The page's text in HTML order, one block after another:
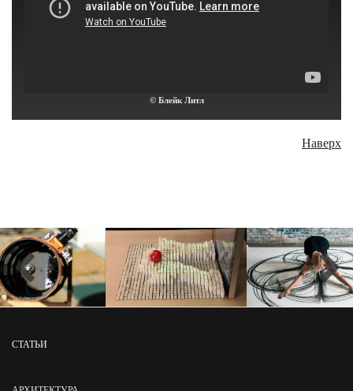
© Блейк Литл
Наверх
СТАТЬИ